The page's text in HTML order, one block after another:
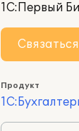
1С:Первый
Связаться
Продукт